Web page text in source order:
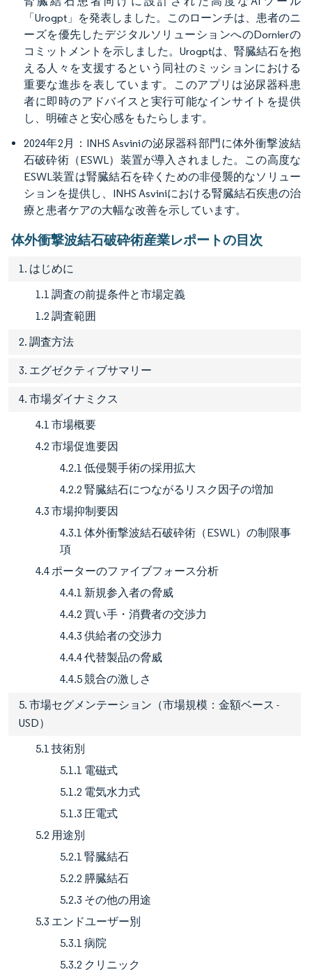
「Urogpt」を発表しました。このローンチは、患者のニ
ーズを優先したデジタルソリューションへのDornierの
コミットメントを示しました。Urogptは、腎臓結石を抱
える人々を支援するという同社のミッションにおける
重要な進歩を表しています。このアプリは泌尿器科患
者に即時のアドバイスと実行可能なインサイトを提供
し、明確さと安心感をもたらします。
2024年2月：INHS Asviniの泌尿器科部門に体外衝撃波結
石破砕術（ESWL）装置が導入されました。この高度な
ESWL装置は腎臓結石を砕くための非侵襲的なソリュー
ションを提供し、INHS Asviniにおける腎臓結石疾患の治
療と患者ケアの大幅な改善を示しています。
体外衝撃波結石破砕術産業レポートの目次
1. はじめに
1.1 調査の前提条件と市場定義
1.2 調査範囲
2. 調査方法
3. エグゼクティブサマリー
4. 市場ダイナミクス
4.1 市場概要
4.2 市場促進要因
4.2.1 低侵襲手術の採用拡大
4.2.2 腎臓結石につながるリスク因子の増加
4.3 市場抑制要因
4.3.1 体外衝撃波結石破砕術（ESWL）の制限事
項
4.4 ポーターのファイブフォース分析
4.4.1 新規参入者の脅威
4.4.2 買い手・消費者の交渉力
4.4.3 供給者の交渉力
4.4.4 代替製品の脅威
4.4.5 競合の激しさ
5. 市場セグメンテーション（市場規模：金額ベース -
USD）
5.1 技術別
5.1.1 電磁式
5.1.2 電気水力式
5.1.3 圧電式
5.2 用途別
5.2.1 腎臓結石
5.2.2 膵臓結石
5.2.3 その他の用途
5.3 エンドユーザー別
5.3.1 病院
5.3.2 クリニック